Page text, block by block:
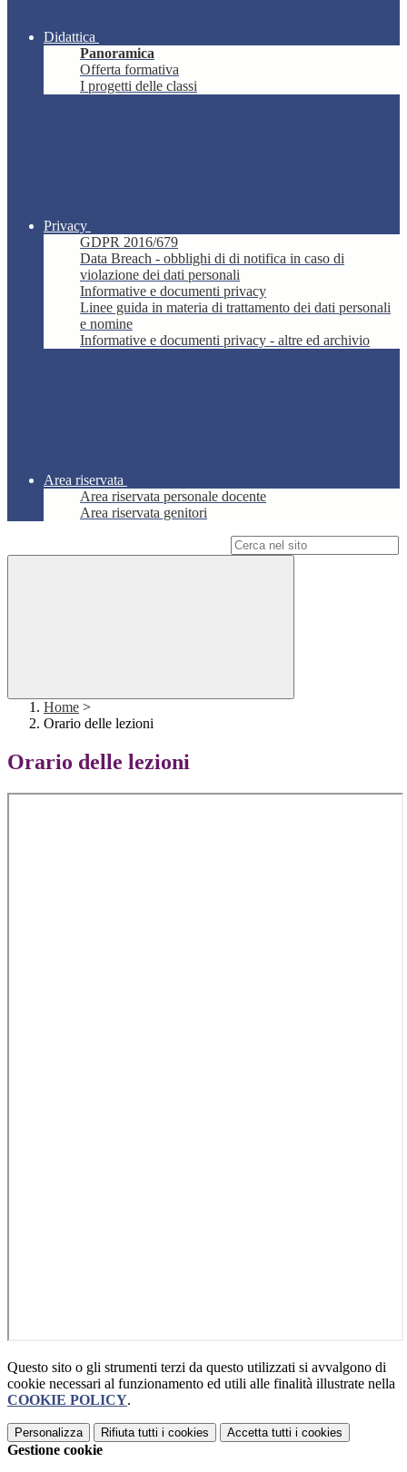
Didattica
Panoramica
Offerta formativa
I progetti delle classi
Privacy
GDPR 2016/679
Data Breach - obblighi di di notifica in caso di
violazione dei dati personali
Informative e documenti privacy
Linee guida in materia di trattamento dei dati personali
e nomine
Informative e documenti privacy - altre ed archivio
Area riservata
Area riservata personale docente
Area riservata genitori
Home >
Orario delle lezioni
Orario delle lezioni
Questo sito o gli strumenti terzi da questo utilizzati si avvalgono di
cookie necessari al funzionamento ed utili alle finalità illustrate nella
COOKIE POLICY.
Personalizza Rifiuta tutti i cookies Accetta tutti i cookies
Gestione cookie